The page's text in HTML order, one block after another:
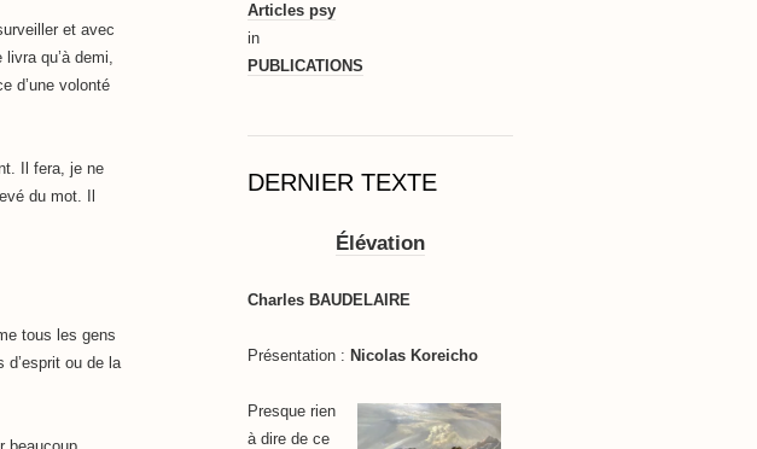
et avec
qu’à demi,
d’une volonté
Il fera, je ne
du mot. Il
tous les gens
d’esprit ou de la
Articles psy
in
PUBLICATIONS
DERNIER TEXTE
Élévation
Charles BAUDELAIRE
Présentation : Nicolas Koreicho
Presque rien
à dire de ce